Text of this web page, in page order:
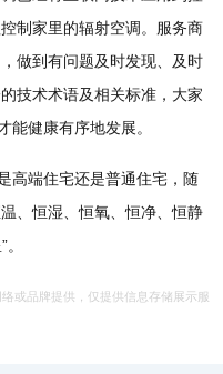
制家里的辐射空调。服务商
做到有问题及时发现、及时
技术术语及相关标准，大家
能健康有序地发展。
高端住宅还是普通住宅，随
、恒湿、恒氧、恒净、恒静
或品牌提供，仅提供信息存储展示服